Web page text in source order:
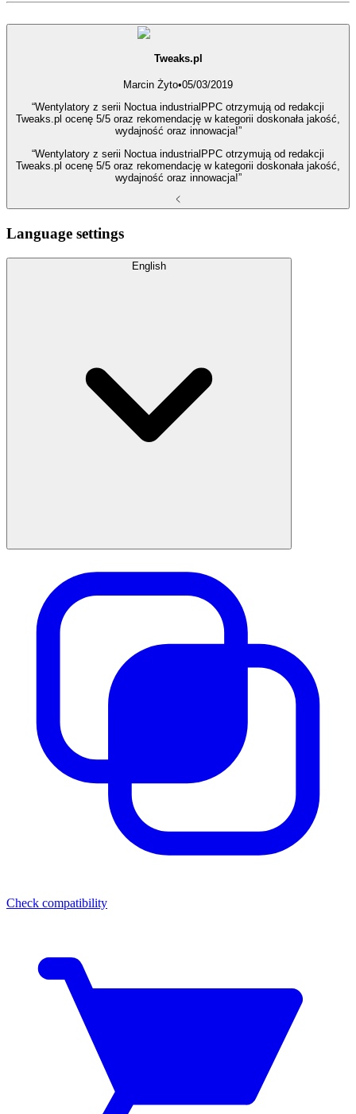
Tweaks.pl
Marcin Żyto•05/03/2019
“Wentylatory z serii Noctua industrialPPC otrzymują od redakcji
Tweaks.pl ocenę 5/5 oraz rekomendację w kategorii doskonała jakość,
wydajność oraz innowacja!”
“Wentylatory z serii Noctua industrialPPC otrzymują od redakcji
Tweaks.pl ocenę 5/5 oraz rekomendację w kategorii doskonała jakość,
wydajność oraz innowacja!”
Language settings
English
Check compatibility